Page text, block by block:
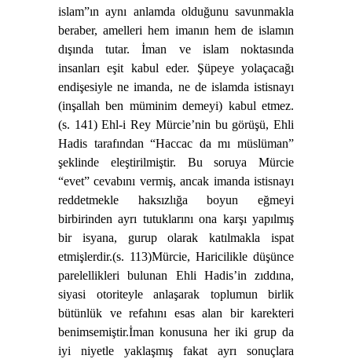
islam”ın aynı anlamda olduğunu savunmakla
beraber, amelleri hem imanın hem de islamın
dışında tutar. İman ve islam noktasında
insanları eşit kabul eder. Şüpeye yolaçacağı
endişesiyle ne imanda, ne de islamda istisnayı
(inşallah ben müminim demeyi) kabul etmez.
(s. 141) Ehl-i Rey Mürcie’nin bu görüşü, Ehli
Hadis tarafından “Haccac da mı müslüman”
şeklinde eleştirilmiştir. Bu soruya Mürcie
“evet” cevabını vermiş, ancak imanda istisnayı
reddetmekle haksızlığa boyun eğmeyi
birbirinden ayrı tutuklarını ona karşı yapılmış
bir isyana, gurup olarak katılmakla ispat
etmişlerdir.(s. 113)Mürcie, Haricilikle düşünce
parelellikleri bulunan Ehli Hadis’in zıddına,
siyasi otoriteyle anlaşarak toplumun birlik
bütünlük ve refahını esas alan bir karekteri
benimsemiştir.İman konusuna her iki grup da
iyi niyetle yaklaşmış fakat ayrı sonuçlara